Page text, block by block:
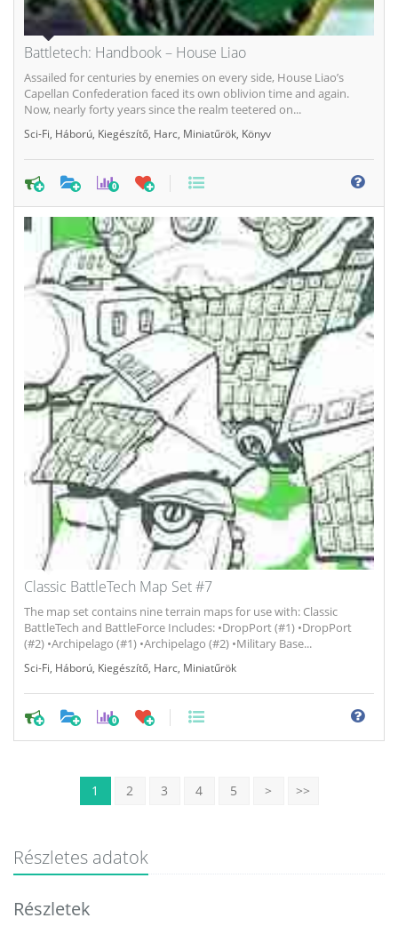
Battletech: Handbook – House Liao
Assailed for centuries by enemies on every side, House Liao’s
Capellan Confederation faced its own oblivion time and again.
Now, nearly forty years since the realm teetered on...
Sci-Fi Háború Kiegészítő Harc Miniatűrök Könyv
0
Classic BattleTech Map Set #7
The map set contains nine terrain maps for use with: Classic
BattleTech and BattleForce Includes: •DropPort (#1) •DropPort
(#2) •Archipelago (#1) •Archipelago (#2) •Military Base...
Sci-Fi Háború Kiegészítő Harc Miniatűrök
0
1 2 3 4 5 > >>
Részletes adatok
Részletek